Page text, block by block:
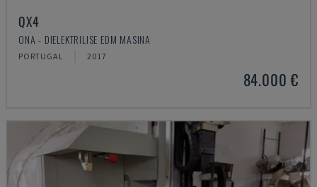
QX4
ONA - DIELEKTRILISE EDM MASINA
PORTUGAL 2017
84.000 €